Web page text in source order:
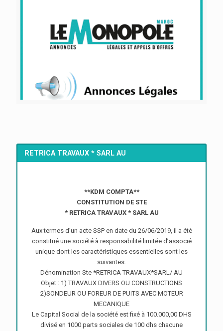
RETRICA TRAVAUX * SARL AU
**KDM COMPTA**
CONSTITUTION DE STE
* RETRICA TRAVAUX * SARL AU
Aux termes d’un acte SSP en date du 26/06/2019, il a été
constitué une société à responsabilité limitée d’associé
unique dont les caractéristiques essentielles sont les
suivantes.
Dénomination Ste *RETRICA TRAVAUX*SARL/ AU
Objet : 1) TRAVAUX DIVERS OU CONSTRUCTIONS
2)SONDEUR OU FOREUR DE PUITS AVEC MOTEUR
MECANIQUE
Le Capital Social de la société est fixé à 100.000,00 DHS
divisé en 1000 parts sociales de 100 dhs chacune